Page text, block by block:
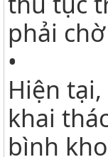
phải
•
Hiện
khai
bình